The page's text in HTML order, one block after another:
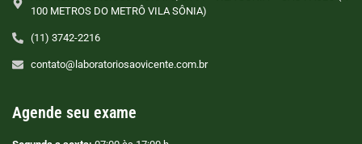
100 METROS DO METRÔ VILA SÔNIA)
(11) 3742-2216
contato@laboratoriosaovicente.com.br
Agende seu exame